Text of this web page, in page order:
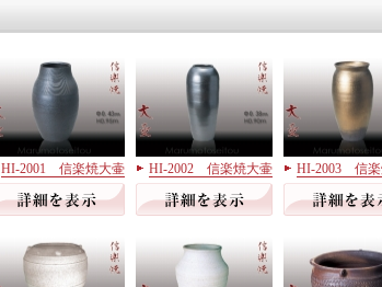
HI-2001 信楽焼大壷 HI-2002 信楽焼大壷 HI-2003 信楽